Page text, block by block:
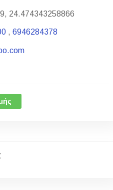
24.474343258866
, 6946284378